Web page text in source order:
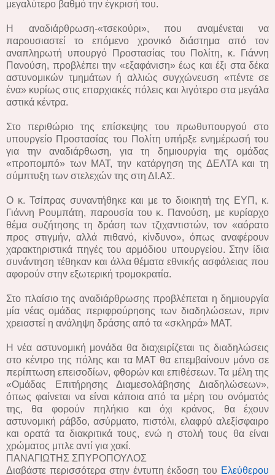
μεγαλύτερο βαθμό την έγκρισή του.
Η αναδιάρθρωση-«τσεκούρι», που αναμένεται να
παρουσιαστεί το επόμενο χρονικό διάστημα από τον
αναπληρωτή υπουργό Προστασίας του Πολίτη, κ. Γιάννη
Πανούση, προβλέπει την «εξαφάνιση» έως και έξι στα δέκα
αστυνομικών τμημάτων ή αλλιώς συγχώνευση «πέντε σε
ένα» κυρίως στις επαρχιακές πόλεις και λιγότερο στα μεγάλα
αστικά κέντρα.
Στο περιθώριο της επίσκεψης του πρωθυπουργού στο
υπουργείο Προστασίας του Πολίτη υπήρξε ενημέρωσή του
για την αναδιάρθωση, για τη δημιουργία της ομάδας
«προπομπό» των ΜΑΤ, την κατάργηση της ΔΕΛΤΑ και τη
σύμπτυξη των στελεχών της στη ΔΙ.ΑΣ.
Ο κ. Τσίπρας συναντήθηκε και με το διοικητή της ΕΥΠ, κ.
Γιάννη Ρουμπάτη, παρουσία του κ. Πανούση, με κυρίαρχο
θέμα συζήτησης τη δράση των τζιχαντιστών, τον «αόρατο
προς στιγμήν, αλλά πιθανό, κίνδυνο», όπως αναφέρουν
χαρακτηριστικά πηγές του αρμόδιου υπουργείου. Στην ίδια
συνάντηση τέθηκαν και άλλα θέματα εθνικής ασφάλειας που
αφορούν στην εξωτερική τρομοκρατία.
Στο πλαίσιο της αναδιάρθρωσης προβλέπεται η δημιουργία
μία νέας ομάδας περιφρούρησης των διαδηλώσεων, πριν
χρειαστεί η ανάληψη δράσης από τα «σκληρά» ΜΑΤ.
Η νέα αστυνομική μονάδα θα διαχειρίζεται τις διαδηλώσεις
στο κέντρο της πόλης και τα ΜΑΤ θα επεμβαίνουν μόνο σε
περίπτωση επεισοδίων, φθορών και επιθέσεων. Τα μέλη της
«Ομάδας Επιτήρησης Διαμεσολάβησης Διαδηλώσεων»,
όπως φαίνεται να είναι κάποια από τα μέρη του ονόματός
της, θα φορούν πηλήκιο και όχι κράνος, θα έχουν
αστυνομική ράβδο, ασύρματο, πιστόλι, ελαφρύ αλεξίσφαιρο
και ορατά τα διακριτικά τους, ενώ η στολή τους θα είναι
χρώματος μπλε αντί για χακί.
ΠΑΝΑΓΙΩΤΗΣ ΣΠΥΡΟΠΟΥΛΟΣ
Διαβάστε περισσότερα στην έντυπη έκδοση του Ελεύθερου